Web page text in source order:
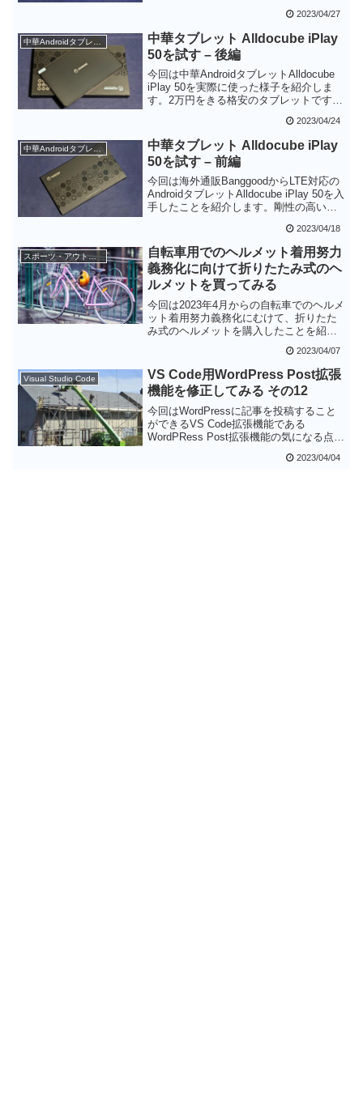
フィットします。タブレットをむき出し
で使うのを避けたい方にはお勧めのカバ
ーです。
2023/04/27
中華タブレット Alldocube iPlay
50を試す – 後編
今回は中華AndroidタブレットAlldocube
iPlay 50を実際に使った様子を紹介しま
す。2万円をきる格安のタブレットです
いには十分な性能で、コスパが良い製品
と思います。YouTubeアプリでフルHD再
生ができない場合があるのは気になりま
すが、Chromeでは可能なので、アプリの
更新で改善されることを期待したいで
す。
2023/04/24
中華Androidタブレット
中華タブレット Alldocube iPlay
50を試す – 前編
今回は海外通販BanggoodからLTE対応の
AndroidタブレットAlldocube iPlay 50を入
手したことを紹介します。剛性の高い金
の良い質感と感じます。コンパクトなボ
ディにも好感が持てます。
2023/04/18
スポーツ・アウトドア
自転車用でのヘルメット着用努力
義務化に向けて折りたたみ式のヘ
ルメットを買ってみる
今回は2023年4月からの自転車でのヘルメ
ット着用努力義務化にむけて、折りたた
み式のヘルメットを購入したことを紹介
なりに小さくなり、カバンなどに入れて
持ち運びことができます。ただ、スリッ
ト状の隙間があり安全面については若干
のマイナス要素もあります。携帯性をと
るか安全性をとるか難しいところです
が、とりあえずは携帯性を重視してこの
ヘルメットを使ってみようと思います。
2023/04/07
Visual Studio Code
VS Code用WordPress Post拡張
機能を修正してみる その12
今回はWordPressに記事を投稿すること
ができるVS Code拡張機能である
WordPRess Post拡張機能の気になる点を
ドは結構困っていたので、解決できて良
2023/04/04